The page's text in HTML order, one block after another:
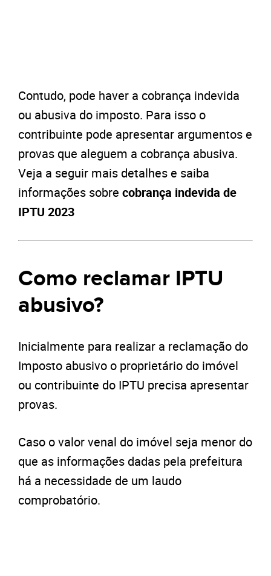
Contudo, pode haver a cobrança indevida
ou abusiva do imposto. Para isso o
contribuinte pode apresentar argumentos e
provas que aleguem a cobrança abusiva.
Veja a seguir mais detalhes e saiba
informações sobre cobrança indevida de
IPTU 2023
Como reclamar IPTU
abusivo?
Inicialmente para realizar a reclamação do
Imposto abusivo o proprietário do imóvel
ou contribuinte do IPTU precisa apresentar
provas.
Caso o valor venal do imóvel seja menor do
que as informações dadas pela prefeitura
há a necessidade de um laudo
comprobatório.